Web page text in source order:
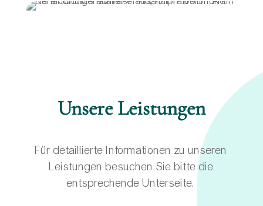
Unsere Leistungen
Für detaillierte Informationen zu unseren
Leistungen besuchen Sie bitte die
entsprechende Unterseite.